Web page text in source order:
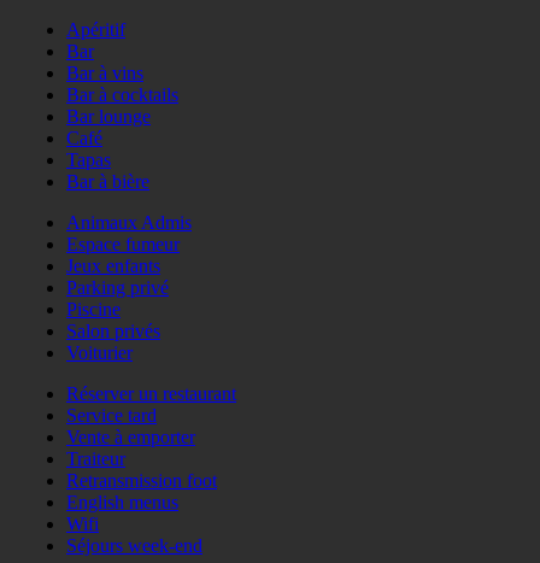
Apéritif
Bar
Bar à vins
Bar à cocktails
Bar lounge
Café
Tapas
Bar à bière
Animaux Admis
Espace fumeur
Jeux enfants
Parking privé
Piscine
Salon privés
Voiturier
Réserver un restaurant
Service tard
Vente à emporter
Traiteur
Retransmission foot
English menus
Wifi
Séjours week-end